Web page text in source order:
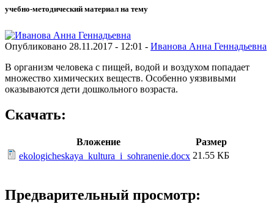
учебно-методический материал на тему
Опубликовано 28.11.2017 - 12:01 - Иванова Анна Геннадьевна
В организм человека с пищей, водой и воздухом попадает
множество химических веществ. Особенно уязвивыми
оказываются дети дошкольного возраста.
Скачать:
Вложение
Размер
ekologicheskaya_kultura_i_sohranenie.docx 21.55 КБ
Предварительный просмотр: